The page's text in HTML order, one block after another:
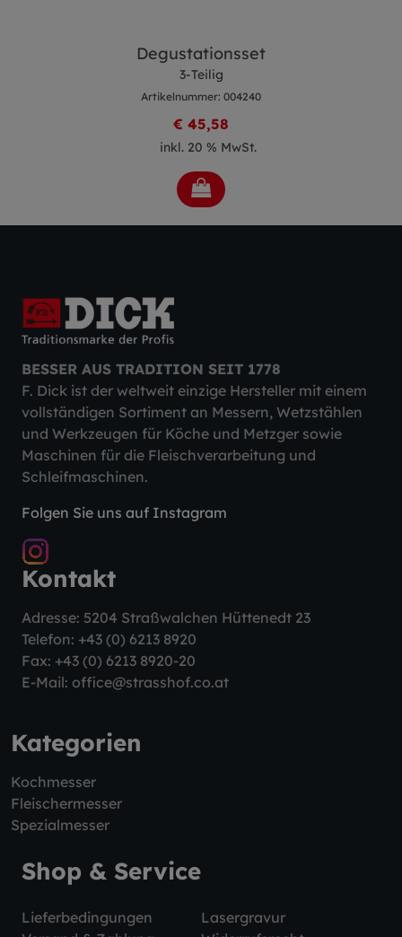
Degustationsset
3-Teilig
Artikelnummer: 004240
€ 45,58
inkl. 20 % MwSt.
BESSER AUS TRADITION SEIT 1778
F. Dick ist der weltweit einzige Hersteller mit einem
vollständigen Sortiment an Messern, Wetzstählen
und Werkzeugen für Köche und Metzger sowie
Maschinen für die Fleischverarbeitung und
Schleifmaschinen.
Folgen Sie uns auf Instagram
Kontakt
Adresse: 5204 Straßwalchen Hüttenedt 23
Telefon: +43 (0) 6213 8920
Fax: +43 (0) 6213 8920-20
E-Mail: office@strasshof.co.at
Kategorien
Kochmesser
Fleischermesser
Spezialmesser
Shop & Service
Lieferbedingungen
Lasergravur